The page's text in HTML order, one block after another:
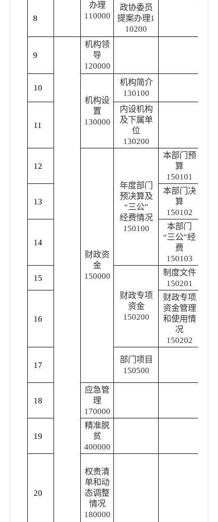
办理
110000
8
政协委员
提案办理1
10200
9
机构领
导
120000
10
机构设
置
130000
机构简介
130100
11
内设机构
及下属单
位
130200
12
财政资
金
150000
年度部门
预决算及
“三公”
经费情况
150100
本部门预
算
150101
13
本部门决
算
150102
14
本部门
“三公”经
费
150103
15
财政专项
资金
150200
制度文件
150201
16
财政专项
资金管理
和使用情
况
150202
17
部门项目
150500
18
应急管
理
170000
19
精准脱
贫
400000
20
权责清
单和动
态调整
情况
180000